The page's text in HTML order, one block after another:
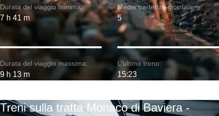
Durata del viaggio minima:
7 h 41 m
Durata del viaggio massima:
9 h 13 m
Media partenze giornaliere:
5
L'ultimo treno:
15:23
Treni sulla tratta Monaco di Baviera -